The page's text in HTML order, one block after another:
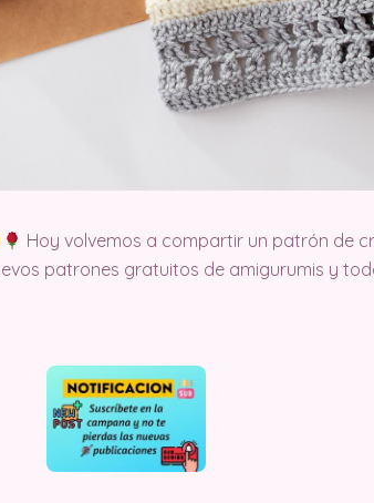
Hoy volvemos a compartir un patrón de
patrones gratuitos de amigurumis y